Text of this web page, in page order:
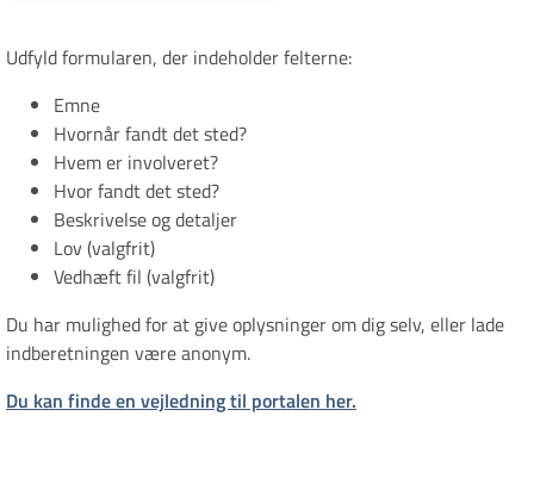
Udfyld formularen, der indeholder felterne:
Emne
Hvornår fandt det sted?
Hvem er involveret?
Hvor fandt det sted?
Beskrivelse og detaljer
Lov (valgfrit)
Vedhæft fil (valgfrit)
Du har mulighed for at give oplysninger om dig selv, eller lade
indberetningen være anonym.
Du kan finde en vejledning til portalen her.